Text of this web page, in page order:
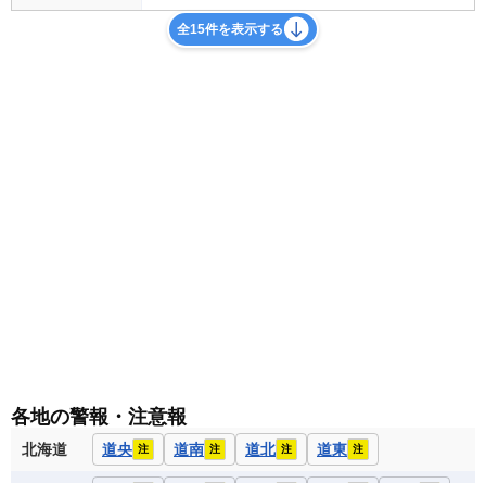
全15件を表示する
各地の警報・注意報
北海道 道央 注 道南 注 道北 注 道東 注